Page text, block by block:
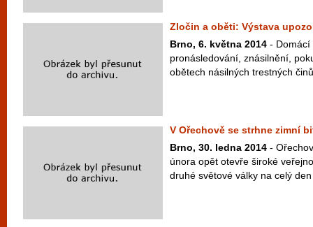
Zločin a oběti: Výstava
Brno, 6. května 2014 - Domácí
pronásledování, znásilnění,
obětech násilných trestných
V Ořechově se strhne zimní
Brno, 30. ledna 2014 -
února opět otevře široké
druhé světové války na celý